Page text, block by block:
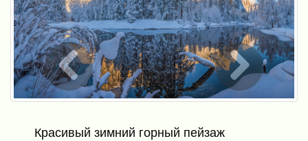
Красивый зимний горный пейзаж